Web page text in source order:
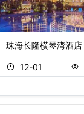
珠海长隆横琴湾酒店
12-01